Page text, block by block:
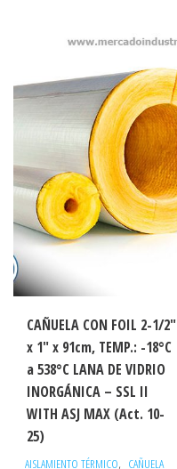
CAÑUELA CON FOIL 2-1/2″
x 1″ x 91cm, TEMP.: -18°C
a 538°C LANA DE VIDRIO
INORGÁNICA – SSL II
WITH ASJ MAX (Act. 10-
25)
AISLAMIENTO TÉRMICO, CAÑUELA